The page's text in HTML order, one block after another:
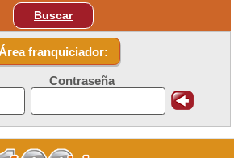
Buscar
Área franquiciador:
Contraseña